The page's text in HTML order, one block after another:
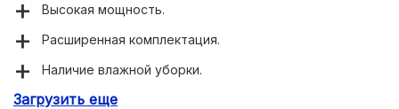
Высокая мощность.
Расширенная комплектация.
Наличие влажной уборки.
Прочный армированный шланг.
Загрузить еще